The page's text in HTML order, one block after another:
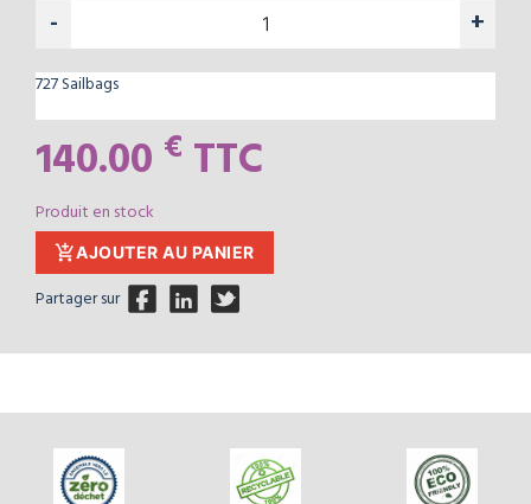
- +
727 Sailbags
140.00 € TTC
Produit en stock
add_shopping_cartAJOUTER AU PANIER
Partager sur